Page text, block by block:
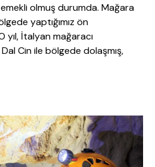
olmuş durumda. Mağara
yaptığımız ön
yıl, İtalyan mağaracı
Cin ile bölgede dolaşmış,